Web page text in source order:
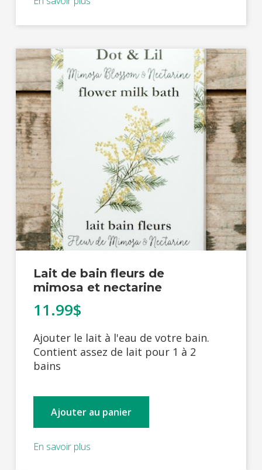
Lait de bain fleurs de
mimosa et nectarine
11.99$
Ajouter le lait à l'eau de votre bain.
Contient assez de lait pour 1 à 2
bains
Ajouter au panier
En savoir plus